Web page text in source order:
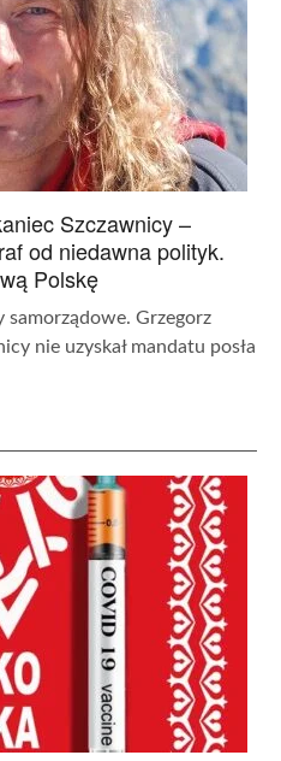
Szczawnicy –
od niedawna polityk.
Polskę
Grzegorz
nie uzyskał mandatu posła